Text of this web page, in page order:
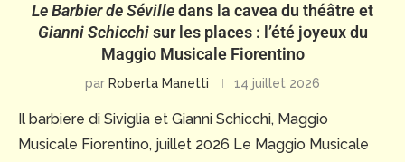
Le Barbier de Sévilledans la cavea du théâtre et
Gianni Schicchisur les places : l’été joyeux du
Maggio Musicale Fiorentino
par Roberta Manetti 14 juillet 2026
Il barbiere di Siviglia et Gianni Schicchi, Maggio
Musicale Fiorentino, juillet 2026 Le Maggio Musicale